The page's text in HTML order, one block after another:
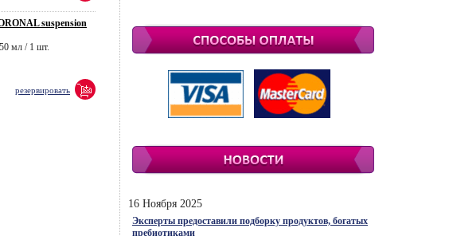
suspension
мл / 1 шт.
резервировать
16 Ноября 2025
Эксперты предоставили подборку продуктов, богатых
пребиотиками